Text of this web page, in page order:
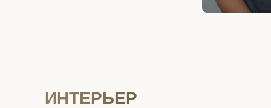
ИНТЕРЬЕР